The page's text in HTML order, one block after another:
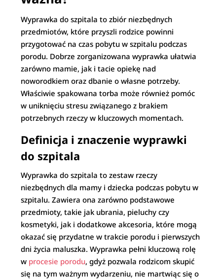
Wyprawka do szpitala to zbiór niezbędnych
przedmiotów, które przyszli rodzice powinni
przygotować na czas pobytu w szpitalu podczas
porodu. Dobrze zorganizowana wyprawka ułatwia
zarówno mamie, jak i tacie opiekę nad
noworodkiem oraz dbanie o własne potrzeby.
Właściwie spakowana torba może również pomóc
w uniknięciu stresu związanego z brakiem
potrzebnych rzeczy w kluczowych momentach.
Definicja i znaczenie wyprawki
do szpitala
Wyprawka do szpitala to zestaw rzeczy
niezbędnych dla mamy i dziecka podczas pobytu w
szpitalu. Zawiera ona zarówno podstawowe
przedmioty, takie jak ubrania, pieluchy czy
kosmetyki, jak i dodatkowe akcesoria, które mogą
okazać się przydatne w trakcie porodu i pierwszych
dni życia maluszka. Wyprawka pełni kluczową rolę
w procesie porodu, gdyż pozwala rodzicom skupić
się na tym ważnym wydarzeniu, nie martwiąc się o